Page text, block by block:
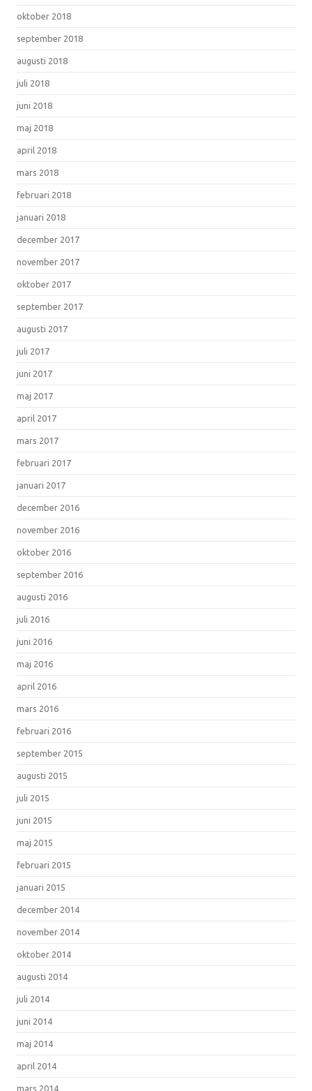
oktober 2018
september 2018
augusti 2018
juli 2018
juni 2018
maj 2018
april 2018
mars 2018
februari 2018
januari 2018
december 2017
november 2017
oktober 2017
september 2017
augusti 2017
juli 2017
juni 2017
maj 2017
april 2017
mars 2017
februari 2017
januari 2017
december 2016
november 2016
oktober 2016
september 2016
augusti 2016
juli 2016
juni 2016
maj 2016
april 2016
mars 2016
februari 2016
september 2015
augusti 2015
juli 2015
juni 2015
maj 2015
februari 2015
januari 2015
december 2014
november 2014
oktober 2014
augusti 2014
juli 2014
juni 2014
maj 2014
april 2014
mars 2014